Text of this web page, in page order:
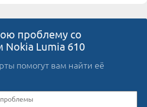
проблему со
Lumia 610
помогут вам найти её